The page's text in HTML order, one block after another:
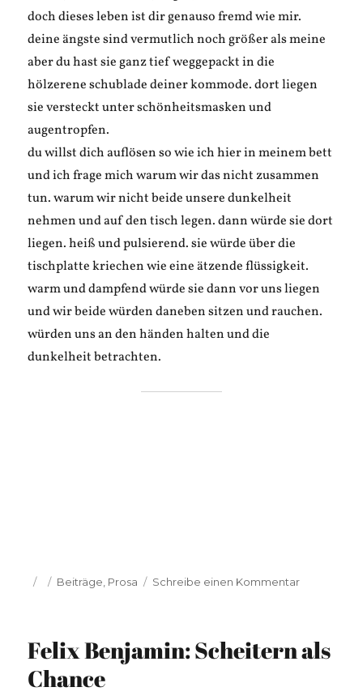
doch dieses leben ist dir genauso fremd wie mir.
deine ängste sind vermutlich noch größer als meine
aber du hast sie ganz tief weggepackt in die
hölzerene schublade deiner kommode. dort liegen
sie versteckt unter schönheitsmasken und
augentropfen.
du willst dich auflösen so wie ich hier in meinem bett
und ich frage mich warum wir das nicht zusammen
tun. warum wir nicht beide unsere dunkelheit
nehmen und auf den tisch legen. dann würde sie dort
liegen. heiß und pulsierend. sie würde über die
tischplatte kriechen wie eine ätzende flüssigkeit.
warm und dampfend würde sie dann vor uns liegen
und wir beide würden daneben sitzen und rauchen.
würden uns an den händen halten und die
dunkelheit betrachten.
Veröffentlicht
Kategorien
Beiträge Prosa Schreibe einen Kommentarzu
Felix Benjamin: Scheitern als
Chance